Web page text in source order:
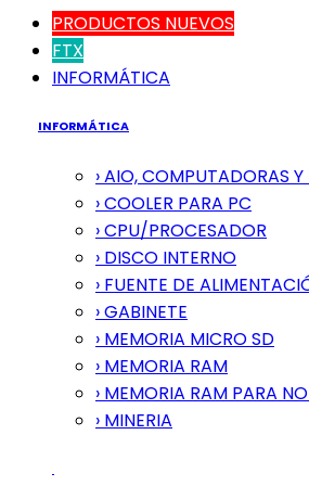
PRODUCTOS NUEVOS
FTX
INFORMÁTICA
INFORMÁTICA
› AIO, COMPUTADORAS
› COOLER PARA PC
› CPU/PROCESADOR
› DISCO INTERNO
› FUENTE DE
› GABINETE
› MEMORIA MICRO SD
› MEMORIA RAM
› MEMORIA RAM PARA
› MINERIA